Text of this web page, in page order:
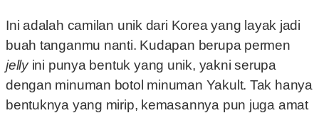
Ini adalah camilan unik dari Korea yang layak jadi
buah tanganmu nanti. Kudapan berupa permen
jelly ini punya bentuk yang unik, yakni serupa
dengan minuman botol minuman Yakult. Tak hanya
bentuknya yang mirip, kemasannya pun juga amat